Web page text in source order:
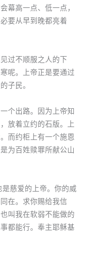
幕高一点、低一点，
要从早到晚都亮着
过不顺服之人的下
呢。上帝正是要通过
子民。
个出路。因为上帝知
放着立约的石版。上
而约柜上有一个施恩
为百姓赎罪所献公山
慈爱的上帝。你的威
在。求你赐给我信
叫我在软弱不能做的
都能行。奉主耶稣基